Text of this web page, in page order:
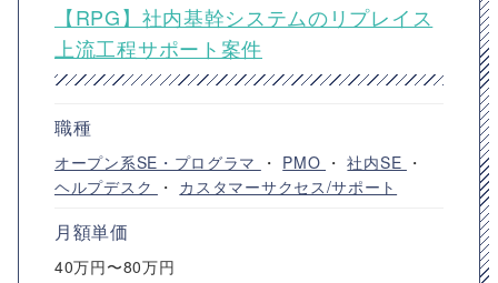
【RPG】社内基幹システムのリプレイス
上流工程サポート案件
職種
オープン系SE・プログラマ ・ PMO ・社内SE ・
ヘルプデスク
・ カスタマーサクセス/サポート
月額単価
40万円〜80万円